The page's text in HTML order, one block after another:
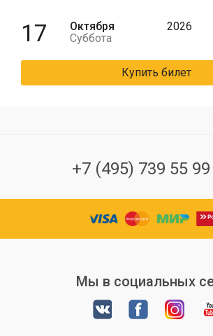
17
Октября
Суббота
2026
Купить билет
+7 (495) 739 55 99
Мы в социальных